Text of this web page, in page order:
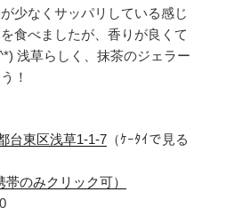
少なくサッパリしている感じ
食べましたが、香りが良くて
浅草らしく、抹茶のジェラー
！
台東区浅草1-1-7 （ｹｰﾀｲで見る
のみクリック可）